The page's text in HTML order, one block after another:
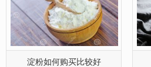
淀粉如何购买比较好